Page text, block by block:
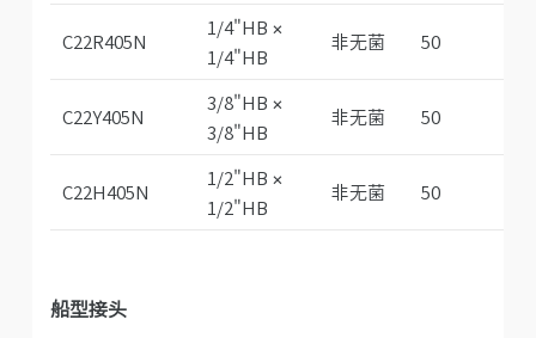
C22R405N
1/4"HB ×
1/4"HB
非无菌 50
C22Y405N
3/8"HB ×
3/8"HB
非无菌 50
C22H405N
1/2"HB ×
1/2"HB
非无菌 50
船型接头